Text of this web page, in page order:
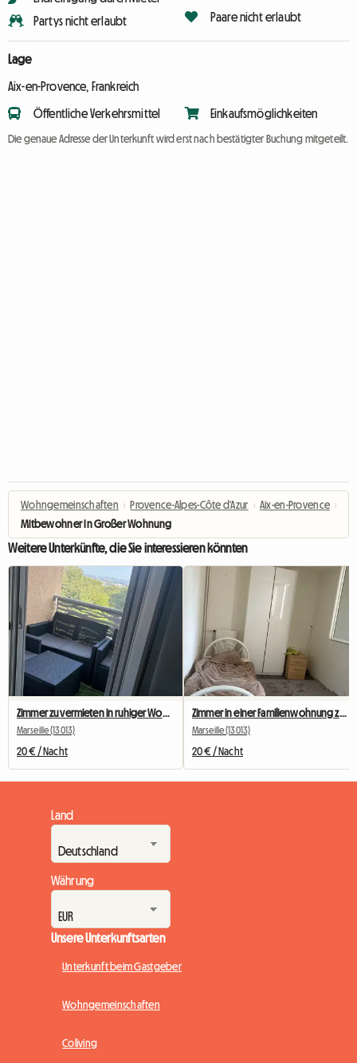
Partys nicht erlaubt
Paare nicht erlaubt
Lage
Aix-en-Provence, Frankreich
Öffentliche Verkehrsmittel Einkaufsmöglichkeiten
Die genaue Adresse der Unterkunft wird erst nach bestätigter Buchung mitgeteilt.
Wohngemeinschaften › Provence-Alpes-Côte d'Azur › Aix-en-Provence ›
Mitbewohner In Großer Wohnung
Weitere Unterkünfte, die Sie interessieren könnten
Zimmer zu vermieten in ruhiger Wohngegend
Marseille (13013)
20 € / Nacht
Zimmer in einer Familienwohnung zu vermieten
Marseille (13013)
20 € / Nacht
Land
Währung
Unsere Unterkunftsarten
Unterkunft beim Gastgeber
Wohngemeinschaften
Coliving